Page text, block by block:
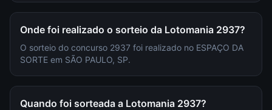
Onde foi realizado o sorteio da Lotomania 2937?
O sorteio do concurso 2937 foi realizado no ESPAÇO DA
SORTE em SÃO PAULO, SP.
Quando foi sorteada a Lotomania 2937?